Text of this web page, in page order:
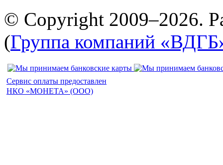
© Copyright 2009–2026.
(Группа компаний
Сервис оплаты предоставлен
НКО «МОНЕТА» (ООО)